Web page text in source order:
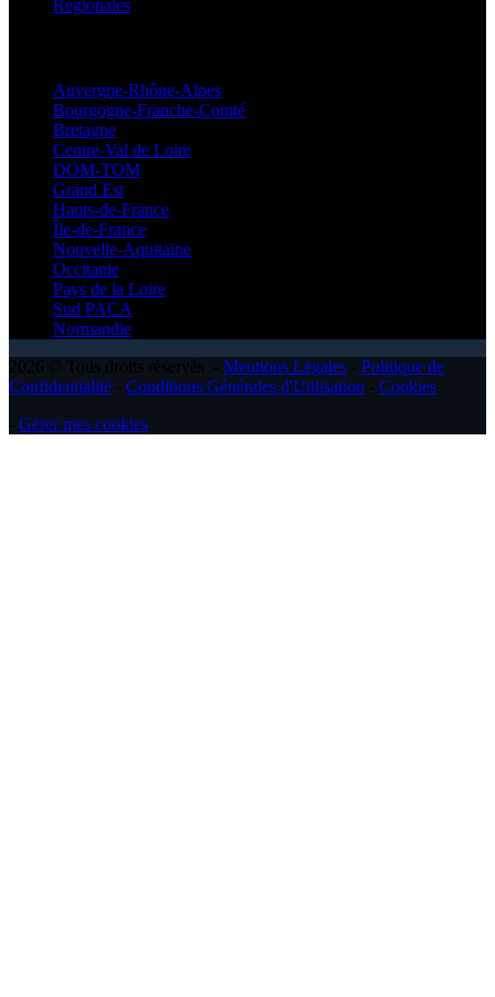
Régionales
Auvergne-Rhône-Alpes
Bourgogne-Franche-Comté
Bretagne
Centre-Val de Loire
DOM-TOM
Grand Est
Hauts-de-France
Île-de-France
Nouvelle-Aquitaine
Occitanie
Pays de la Loire
Sud PACA
Normandie
Mentions Légales
Politique de
Confidentialité
Conditions Générales d'Utilisation
Cookies
Gérer mes cookies